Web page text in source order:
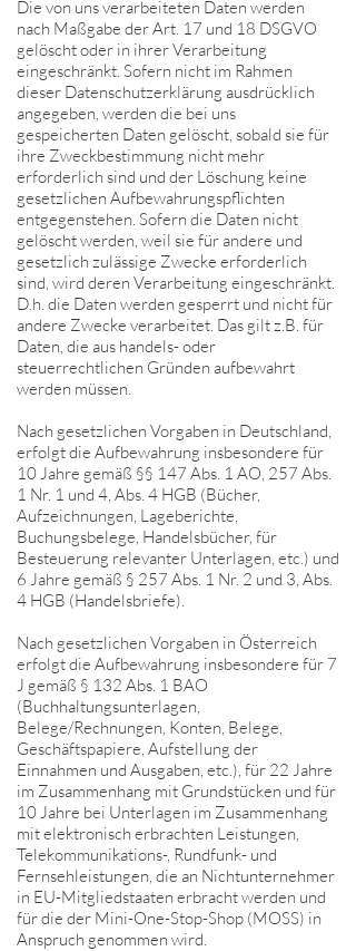
Die von uns verarbeiteten Daten werden
nach Maßgabe der Art. 17 und 18 DSGVO
gelöscht oder in ihrer Verarbeitung
eingeschränkt. Sofern nicht im Rahmen
dieser Datenschutzerklärung ausdrücklich
angegeben, werden die bei uns
gespeicherten Daten gelöscht, sobald sie für
ihre Zweckbestimmung nicht mehr
erforderlich sind und der Löschung keine
gesetzlichen Aufbewahrungspflichten
entgegenstehen. Sofern die Daten nicht
gelöscht werden, weil sie für andere und
gesetzlich zulässige Zwecke erforderlich
sind, wird deren Verarbeitung eingeschränkt.
D.h. die Daten werden gesperrt und nicht für
andere Zwecke verarbeitet. Das gilt z.B. für
Daten, die aus handels- oder
steuerrechtlichen Gründen aufbewahrt
werden müssen.
Nach gesetzlichen Vorgaben in Deutschland,
erfolgt die Aufbewahrung insbesondere für
10 Jahre gemäß §§ 147 Abs. 1 AO, 257 Abs.
1 Nr. 1 und 4, Abs. 4 HGB (Bücher,
Aufzeichnungen, Lageberichte,
Buchungsbelege, Handelsbücher, für
Besteuerung relevanter Unterlagen, etc.) und
6 Jahre gemäß § 257 Abs. 1 Nr. 2 und 3, Abs.
4 HGB (Handelsbriefe).
Nach gesetzlichen Vorgaben in Österreich
erfolgt die Aufbewahrung insbesondere für 7
J gemäß § 132 Abs. 1 BAO
(Buchhaltungsunterlagen,
Belege/Rechnungen, Konten, Belege,
Geschäftspapiere, Aufstellung der
Einnahmen und Ausgaben, etc.), für 22 Jahre
im Zusammenhang mit Grundstücken und für
10 Jahre bei Unterlagen im Zusammenhang
mit elektronisch erbrachten Leistungen,
Telekommunikations-, Rundfunk- und
Fernsehleistungen, die an Nichtunternehmer
in EU-Mitgliedstaaten erbracht werden und
für die der Mini-One-Stop-Shop (MOSS) in
Anspruch genommen wird.